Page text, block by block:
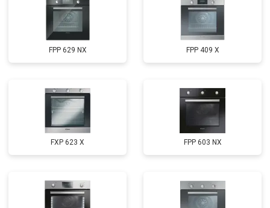
FPP 629 NX FPP 409 X
FXP 623 X FPP 603 NX